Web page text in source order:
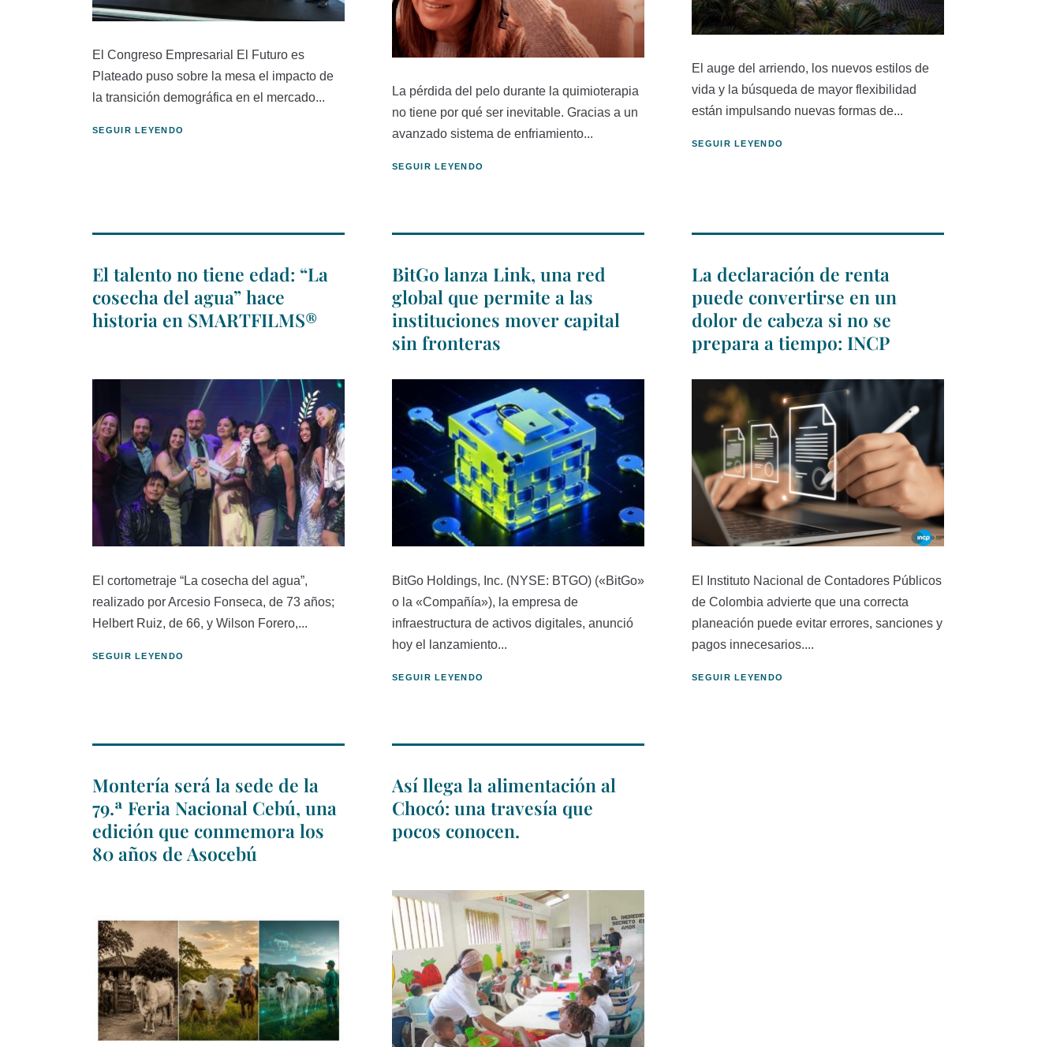
El Congreso Empresarial El Futuro es
Plateado puso sobre la mesa el impacto de
la transición demográfica en el mercado...
SEGUIR LEYENDO
La pérdida del pelo durante la quimioterapia
no tiene por qué ser inevitable. Gracias a un
avanzado sistema de enfriamiento...
SEGUIR LEYENDO
El auge del arriendo, los nuevos estilos de
vida y la búsqueda de mayor flexibilidad
están impulsando nuevas formas de...
SEGUIR LEYENDO
El talento no tiene edad: “La
cosecha del agua” hace
historia en SMARTFILMS®
El cortometraje “La cosecha del agua”,
realizado por Arcesio Fonseca, de 73 años;
Helbert Ruiz, de 66, y Wilson Forero,...
SEGUIR LEYENDO
BitGo lanza Link, una red
global que permite a las
instituciones mover capital
sin fronteras
BitGo Holdings, Inc. (NYSE: BTGO) («BitGo»
o la «Compañía»), la empresa de
infraestructura de activos digitales, anunció
hoy el lanzamiento...
SEGUIR LEYENDO
La declaración de renta
puede convertirse en un
dolor de cabeza si no se
prepara a tiempo: INCP
El Instituto Nacional de Contadores Públicos
de Colombia advierte que una correcta
planeación puede evitar errores, sanciones y
pagos innecesarios....
SEGUIR LEYENDO
Montería será la sede de la
79.ª Feria Nacional Cebú, una
edición que conmemora los
80 años de Asocebú
Así llega la alimentación al
Chocó: una travesía que
pocos conocen.